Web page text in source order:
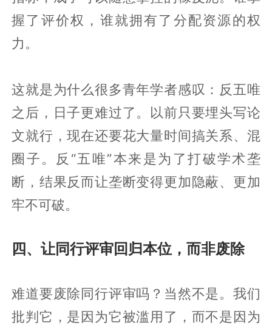
握了评价权，谁就拥有了分配资源的权
力。
这就是为什么很多青年学者感叹：反五唯
之后，日子更难过了。以前只要埋头写论
文就行，现在还要花大量时间搞关系、混
圈子。反“五唯”本来是为了打破学术垄
断，结果反而让垄断变得更加隐蔽、更加
牢不可破。
四、让同行评审回归本位，而非废除
难道要废除同行评审吗？当然不是。我们
批判它，是因为它被滥用了，而不是因为